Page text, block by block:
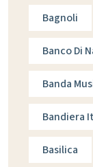
Bagnoli
Banco Di
Banda
Bandiera
Basilica